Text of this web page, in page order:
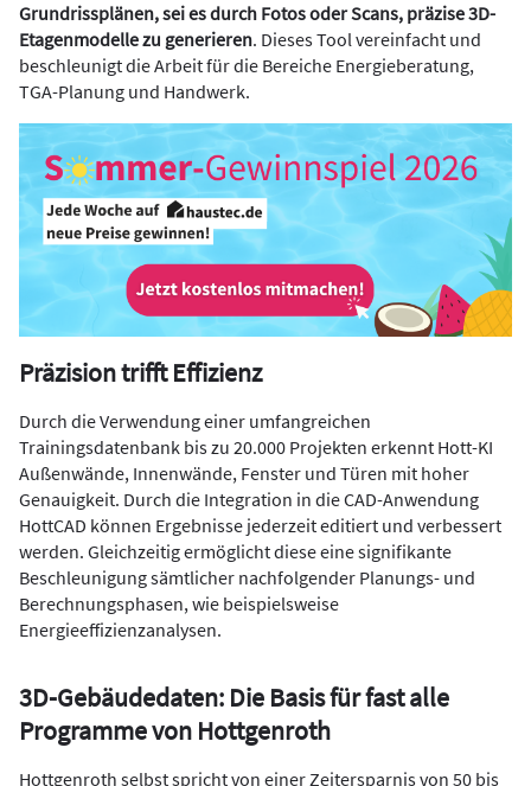
Grundrissplänen, sei es durch Fotos oder Scans, präzise 3D-
Etagenmodelle zu generieren. Dieses Tool vereinfacht und
beschleunigt die Arbeit für die Bereiche Energieberatung,
TGA-Planung und Handwerk.
Präzision trifft Effizienz
Durch die Verwendung einer umfangreichen
Trainingsdatenbank bis zu 20.000 Projekten erkennt Hott-KI
Außenwände, Innenwände, Fenster und Türen mit hoher
Genauigkeit. Durch die Integration in die CAD-Anwendung
HottCAD können Ergebnisse jederzeit editiert und verbessert
werden. Gleichzeitig ermöglicht diese eine signifikante
Beschleunigung sämtlicher nachfolgender Planungs- und
Berechnungsphasen, wie beispielsweise
Energieeffizienzanalysen.
3D-Gebäudedaten: Die Basis für fast alle
Programme von Hottgenroth
Hottgenroth selbst spricht von einer Zeitersparnis von 50 bis